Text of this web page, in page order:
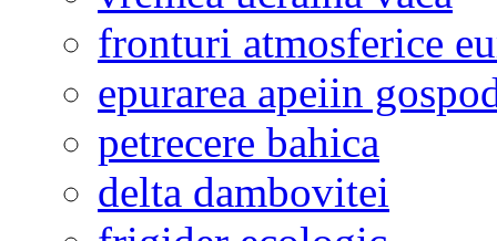
fronturi atmosferice
epurarea apeiin
petrecere bahica
delta dambovitei